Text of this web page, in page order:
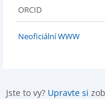
ORCID
Neoficiální WWW
Jste to vy? Upravte si